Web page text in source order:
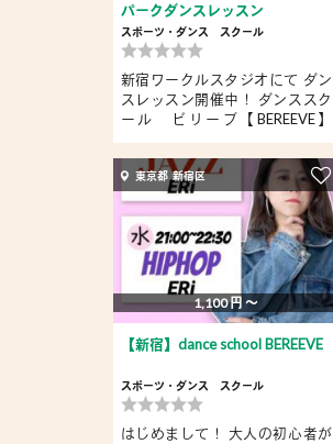
パークダンスレッスン
スポーツ・ダンス スクール
新宿ワークルスタジオにて ダン
スレッスン開催中！ ダンススク
ール ビリーブ【BEREEVE】
東京都 新宿区
1,100 円 〜
【新宿】dance school BEREEVE
スポーツ・ダンス スクール
はじめまして！ 大人の初心者が